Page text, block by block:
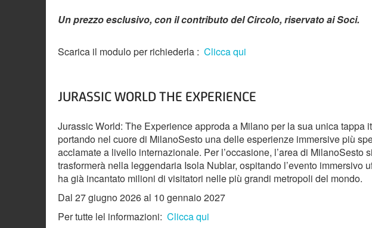
Un prezzo esclusivo, con il contributo del Circolo, riservato ai Soci.
Scarica il modulo per richiederla : Clicca qui
JURASSIC WORLD THE EXPERIENCE
Jurassic World: The Experience approda a Milano per la sua unica tappa
portando nel cuore di MilanoSesto una delle esperienze immersive più
acclamate a livello internazionale. Per l’occasione, l’area di MilanoSesto si
trasformerà nella leggendaria Isola Nublar, ospitando l’evento immersivo
ha già incantato milioni di visitatori nelle più grandi metropoli del mondo.
Dal 27 giugno 2026 al 10 gennaio 2027
Per tutte lel informazioni: Clicca qui